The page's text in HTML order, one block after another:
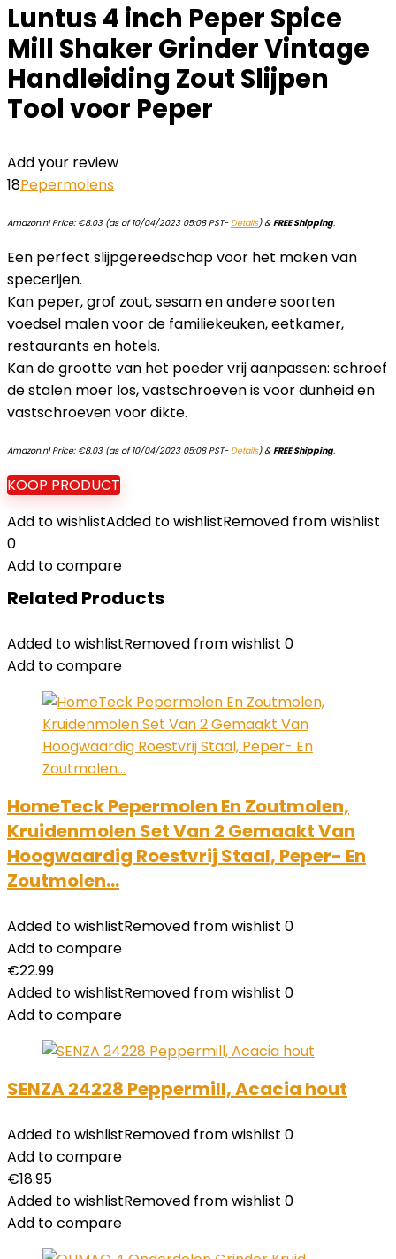
Luntus 4 inch Peper Spice
Mill Shaker Grinder Vintage
Handleiding Zout Slijpen
Tool voor Peper
Add your review
18Pepermolens
Amazon.nl Price: €8.03(as of 10/04/2023 05:08 PST-Details)&FREE Shipping.
Een perfect slijpgereedschap voor het maken van
specerijen.
Kan peper, grof zout, sesam en andere soorten
voedsel malen voor de familiekeuken, eetkamer,
restaurants en hotels.
Kan de grootte van het poeder vrij aanpassen: schroef
de stalen moer los, vastschroeven is voor dunheid en
vastschroeven voor dikte.
Amazon.nl Price: €8.03(as of 10/04/2023 05:08 PST-Details)&FREE Shipping.
KOOP PRODUCT
Add to wishlistAdded to wishlistRemoved from wishlist
0
Add to compare
Related Products
Added to wishlistRemoved from wishlist 0
Add to compare
HomeTeck Pepermolen En Zoutmolen,
Kruidenmolen Set Van 2 Gemaakt Van
Hoogwaardig Roestvrij Staal, Peper- En
Zoutmolen…
Added to wishlistRemoved from wishlist 0
Add to compare
€22.99
Added to wishlistRemoved from wishlist 0
Add to compare
SENZA 24228 Peppermill, Acacia hout
Added to wishlistRemoved from wishlist 0
Add to compare
€18.95
Added to wishlistRemoved from wishlist 0
Add to compare